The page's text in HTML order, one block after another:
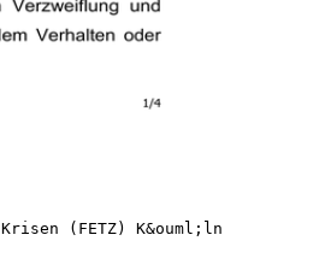
(FETZ) K&ouml;ln